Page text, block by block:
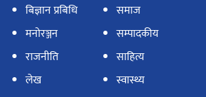
बिज्ञान प्रबिधि
मनोरञ्जन
राजनीति
लेख
समाज
सम्पादकीय
साहित्य
स्वास्थ्य